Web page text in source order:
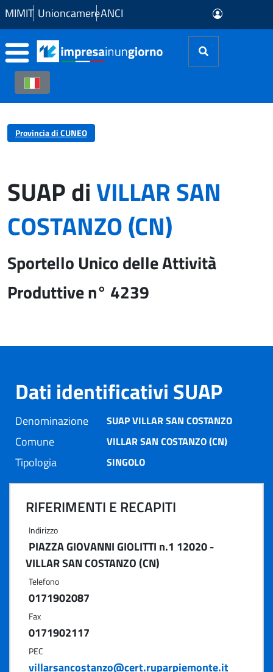
Skip to Main Content
MIMIT UnioncamereANCI
Provincia di CUNEO
SUAP diVILLAR SAN
COSTANZO (CN)
Sportello Unico delle Attività
Produttive n° 4239
Dati identificativi SUAP
Denominazione SUAP VILLAR SAN COSTANZO
Comune VILLAR SAN COSTANZO (CN)
Tipologia SINGOLO
RIFERIMENTI E RECAPITI
Indirizzo
PIAZZA GIOVANNI GIOLITTI n.1 12020 -
VILLAR SAN COSTANZO (CN)
Telefono
0171902087
Fax
0171902117
PEC
villarsancostanzo@cert.ruparpiemonte.it